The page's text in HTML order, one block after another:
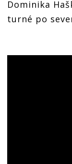
Dominika
turné po